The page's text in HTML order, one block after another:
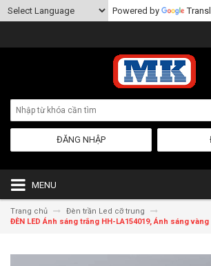
Powered by
ĐĂNG NHẬP
MENU
Trang chủ
Đèn trần Led cỡ trung
ĐÈN LED Ánh sáng trắng HH-LA154019, Ánh sáng vàng